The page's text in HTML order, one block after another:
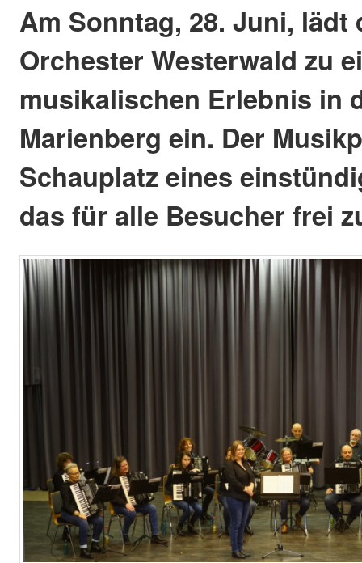
Am Sonntag, 28. Juni, lädt
Orchester Westerwald zu
musikalischen Erlebnis in
Marienberg ein. Der
Schauplatz eines
das für alle Besucher frei